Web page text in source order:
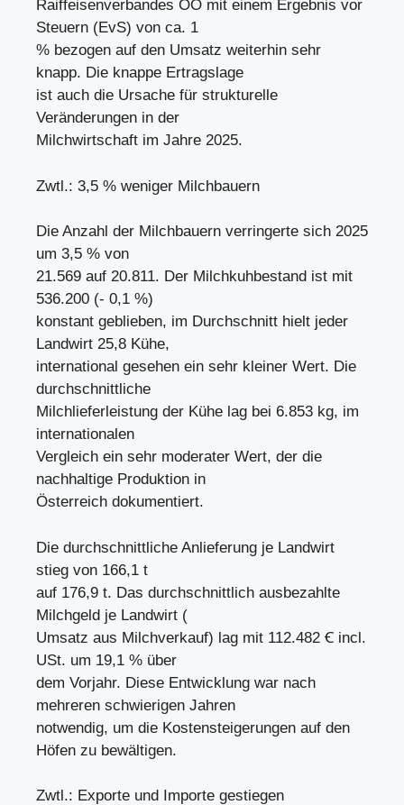
Raiffeisenverbandes OÖ mit einem Ergebnis vor
Steuern (EvS) von ca. 1
% bezogen auf den Umsatz weiterhin sehr
knapp. Die knappe Ertragslage
ist auch die Ursache für strukturelle
Veränderungen in der
Milchwirtschaft im Jahre 2025.
Zwtl.: 3,5 % weniger Milchbauern
Die Anzahl der Milchbauern verringerte sich 2025
um 3,5 % von
21.569 auf 20.811. Der Milchkuhbestand ist mit
536.200 (- 0,1 %)
konstant geblieben, im Durchschnitt hielt jeder
Landwirt 25,8 Kühe,
international gesehen ein sehr kleiner Wert. Die
durchschnittliche
Milchlieferleistung der Kühe lag bei 6.853 kg, im
internationalen
Vergleich ein sehr moderater Wert, der die
nachhaltige Produktion in
Österreich dokumentiert.
Die durchschnittliche Anlieferung je Landwirt
stieg von 166,1 t
auf 176,9 t. Das durchschnittlich ausbezahlte
Milchgeld je Landwirt (
Umsatz aus Milchverkauf) lag mit 112.482 Ꞓ incl.
USt. um 19,1 % über
dem Vorjahr. Diese Entwicklung war nach
mehreren schwierigen Jahren
notwendig, um die Kostensteigerungen auf den
Höfen zu bewältigen.
Zwtl.: Exporte und Importe gestiegen